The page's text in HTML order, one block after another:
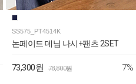
SS575_PT4514K
논페이드 데님 나시+팬츠 2SET
73,300원 78,800원 7%